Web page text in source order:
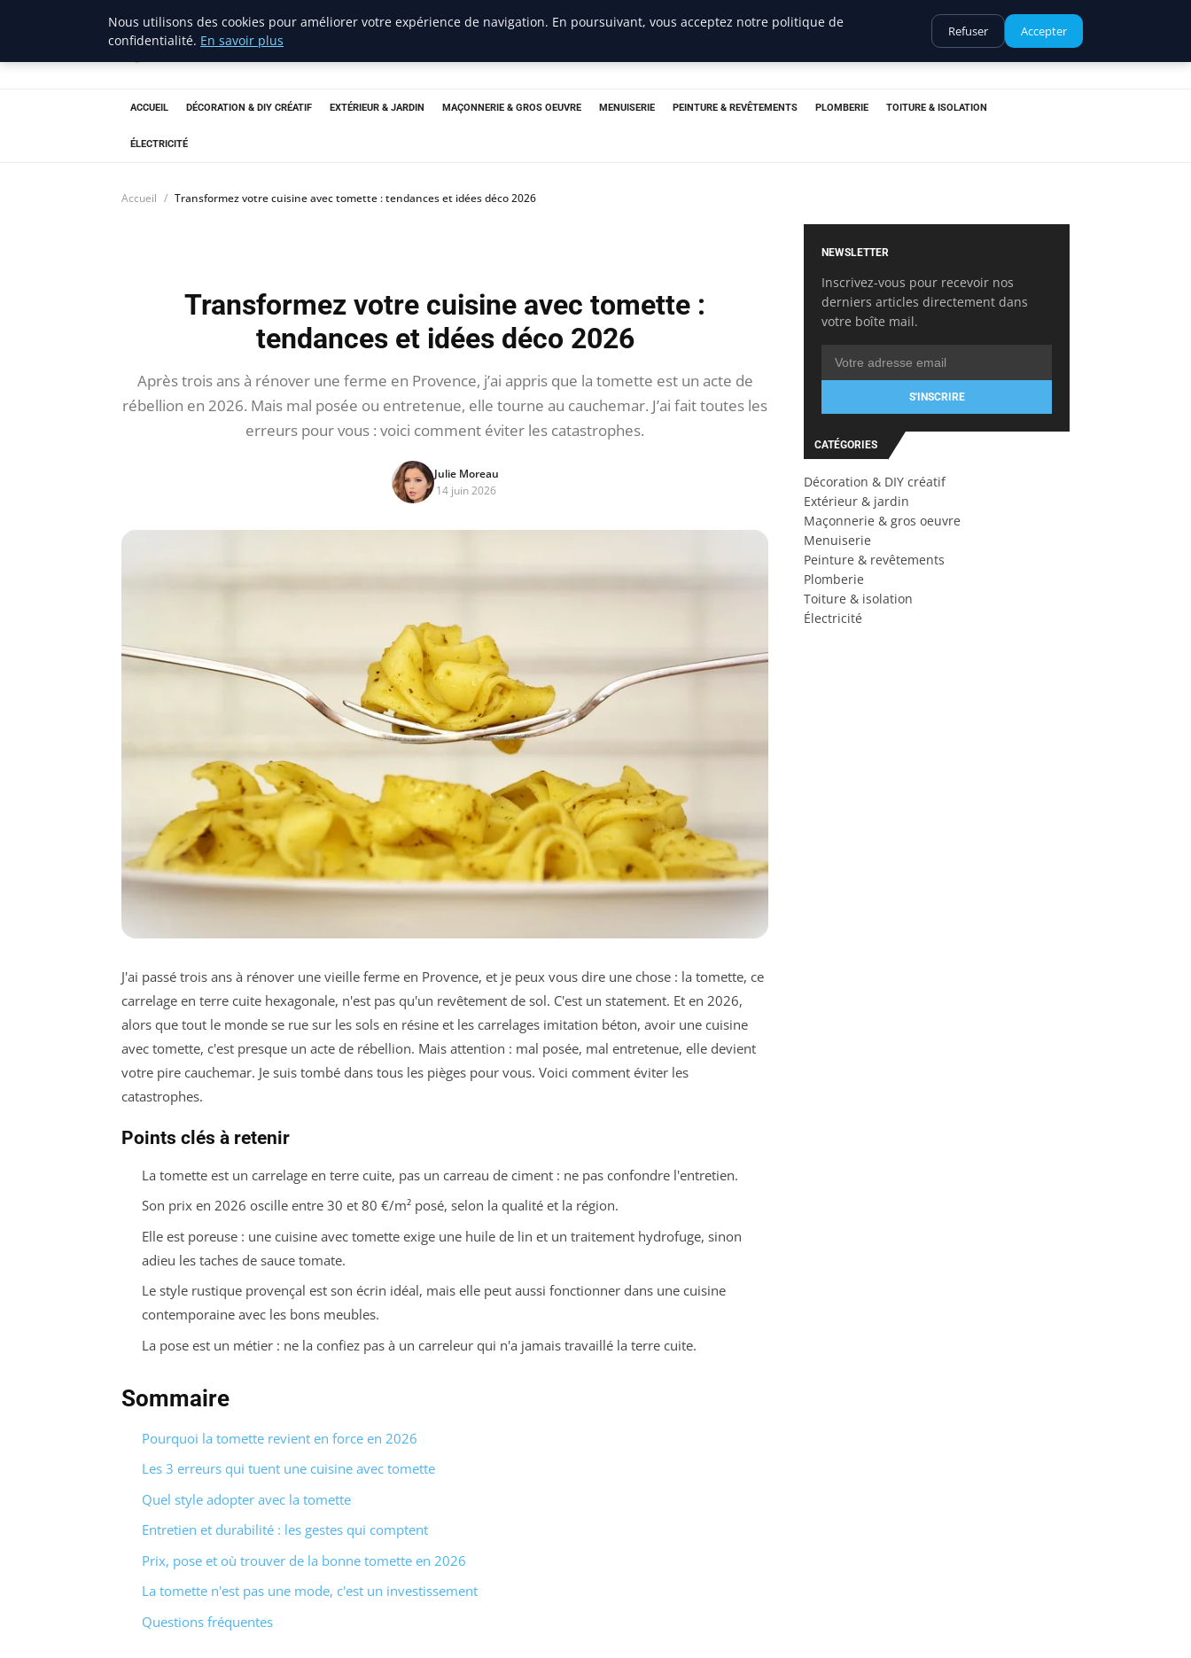
ravenproject
ACCUEIL DÉCORATION & DIY CRÉATIF EXTÉRIEUR & JARDIN MAÇONNERIE & GROS OEUVRE MENUISERIE PEINTURE & REVÊTEMENTS PLOMBERIE TOITURE & ISOLATION
ÉLECTRICITÉ
Accueil Transformez votre cuisine avec tomette : tendances et idées déco 2026
Transformez votre cuisine avec tomette :
tendances et idées déco 2026
Après trois ans à rénover une ferme en Provence, j’ai appris que la tomette est un acte de
rébellion en 2026. Mais mal posée ou entretenue, elle tourne au cauchemar. J’ai fait toutes les
erreurs pour vous : voici comment éviter les catastrophes.
Julie Moreau
14 juin 2026
J'ai passé trois ans à rénover une vieille ferme en Provence, et je peux vous dire une chose : la tomette, ce
carrelage en terre cuite hexagonale, n'est pas qu'un revêtement de sol. C'est un statement. Et en 2026,
alors que tout le monde se rue sur les sols en résine et les carrelages imitation béton, avoir une cuisine
avec tomette, c'est presque un acte de rébellion. Mais attention : mal posée, mal entretenue, elle devient
votre pire cauchemar. Je suis tombé dans tous les pièges pour vous. Voici comment éviter les
catastrophes.
Points clés à retenir
La tomette est un carrelage en terre cuite, pas un carreau de ciment : ne pas confondre l'entretien.
Son prix en 2026 oscille entre 30 et 80 €/m² posé, selon la qualité et la région.
Elle est poreuse : une cuisine avec tomette exige une huile de lin et un traitement hydrofuge, sinon
adieu les taches de sauce tomate.
Le style rustique provençal est son écrin idéal, mais elle peut aussi fonctionner dans une cuisine
contemporaine avec les bons meubles.
La pose est un métier : ne la confiez pas à un carreleur qui n'a jamais travaillé la terre cuite.
Sommaire
Pourquoi la tomette revient en force en 2026
Les 3 erreurs qui tuent une cuisine avec tomette
Quel style adopter avec la tomette
Entretien et durabilité : les gestes qui comptent
Prix, pose et où trouver de la bonne tomette en 2026
La tomette n'est pas une mode, c'est un investissement
Questions fréquentes
NEWSLETTER
Inscrivez-vous pour recevoir nos
derniers articles directement dans
votre boîte mail.
S'INSCRIRE
CATÉGORIES
Décoration & DIY créatif
Extérieur & jardin
Maçonnerie & gros oeuvre
Menuiserie
Peinture & revêtements
Plomberie
Toiture & isolation
Électricité
Nous utilisons des cookies pour améliorer votre expérience de navigation. En poursuivant, vous acceptez notre politique de
confidentialité. En savoir plus
Refuser Accepter